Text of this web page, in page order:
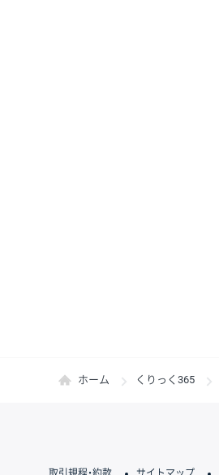
ホーム くりっく365